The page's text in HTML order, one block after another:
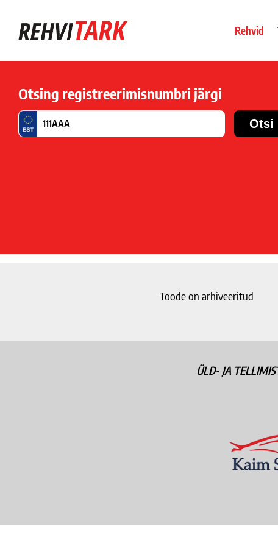
Rehvid
Otsing registreerimisnumbri järgi
Toode on arhiveeritud
ÜLD- JA